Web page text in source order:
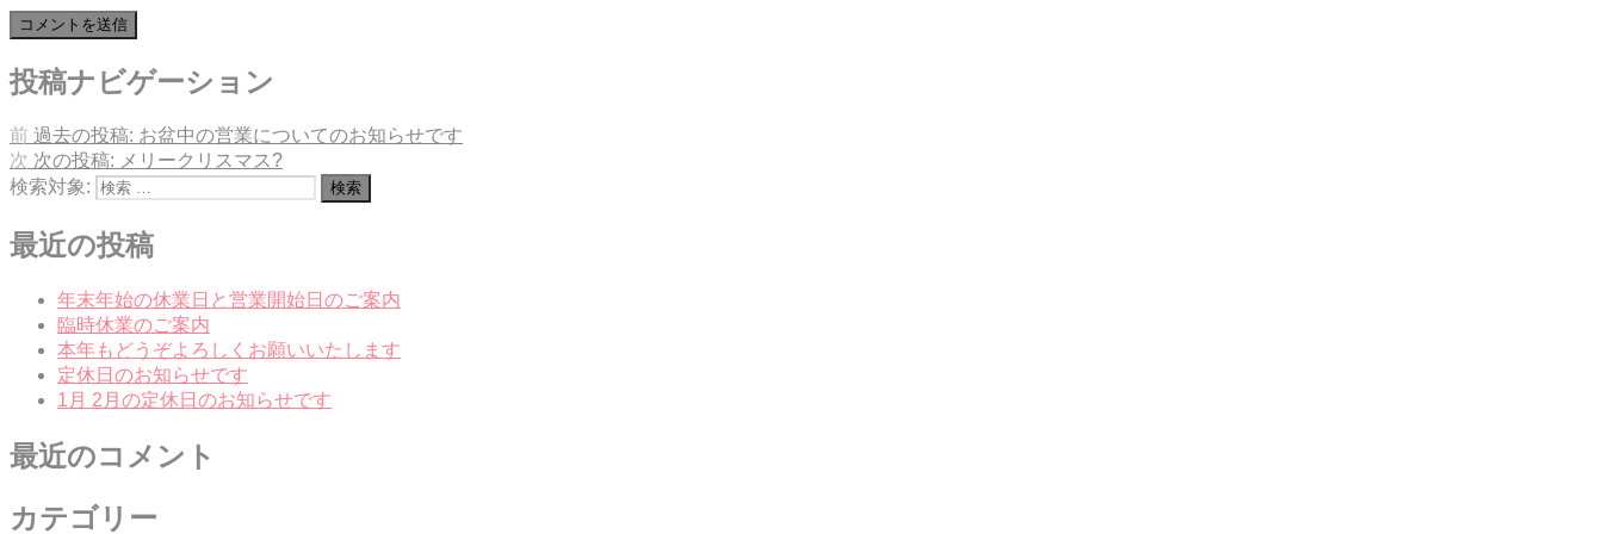
投稿ナビゲーション
前 過去の投稿: お盆中の営業についてのお知らせです
次 次の投稿: メリークリスマス?
検索対象:
検索
最近の投稿
年末年始の休業日と営業開始日のご案内
臨時休業のご案内
本年もどうぞよろしくお願いいたします
定休日のお知らせです
1月 2月の定休日のお知らせです
最近のコメント
カテゴリー